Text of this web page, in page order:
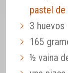
pastel de
3 huevos
165
½ vaina